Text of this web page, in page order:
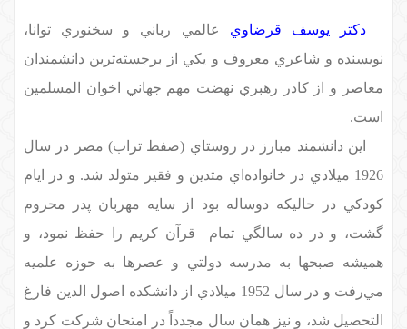
دكتر يوسف قرضاوي عالمي رباني و
سخنوري توانا،
نويسنده و شاعري معروف و يكي از برجسته‌ترين دانشمندان
معاصر و از كادر رهبري نهضت مهم جهاني اخوان المسلمين
است.
اين دانشمند مبارز در روستاي (صفط تراب‌) مصر در سال
1926 ميلادي در خانواده‌اي متدين و فقير متولد شد. و در ايام
كودكي در حاليكه دوساله بود از سايه مهربان پدر محروم
گشت، و در ده سالگي تمام
قرآن كريم را حفظ نمود، و
هميشه صبحها به مدرسه دولتي و عصرها به حوزه علميه
مي‌رفت و در سال 1952 ميلادي از دانشكده اصول الدين فارغ
التحصيل شد، و نيز همان سال مجدداً در امتحان شركت كرد و